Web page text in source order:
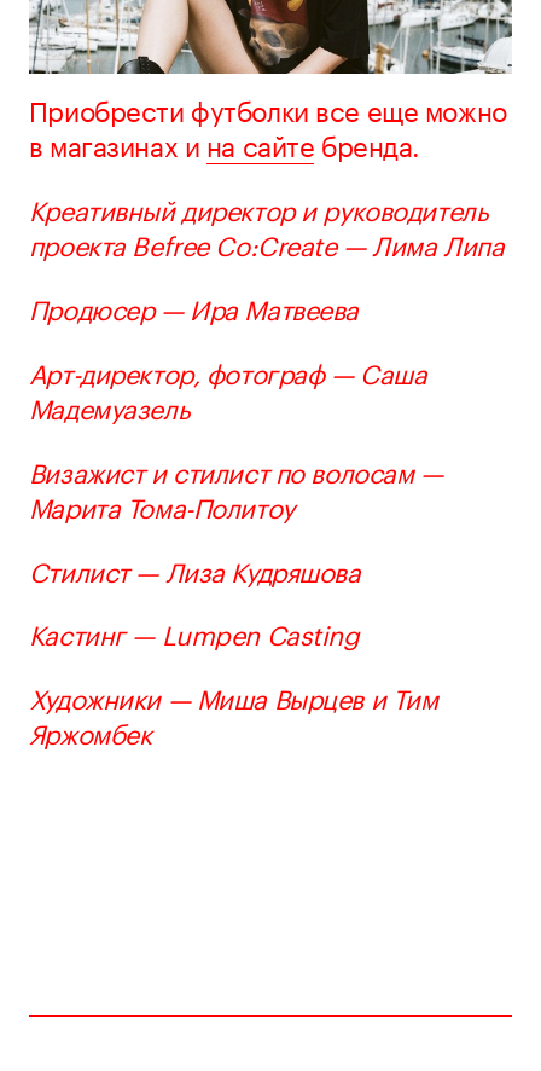
Приобрести футболки все еще можно
в магазинах и на сайте бренда.
Креативный директор и руководитель
проекта Befree Co:Create — Лима Липа
Продюсер — Ира Матвеева
Арт-директор, фотограф — Саша
Мадемуазель
Визажист и стилист по волосам —
Марита Тома-Политоу
Стилист — Лиза Кудряшова
Кастинг — Lumpen Casting
Художники — Миша Вырцев и Тим
Яржомбек